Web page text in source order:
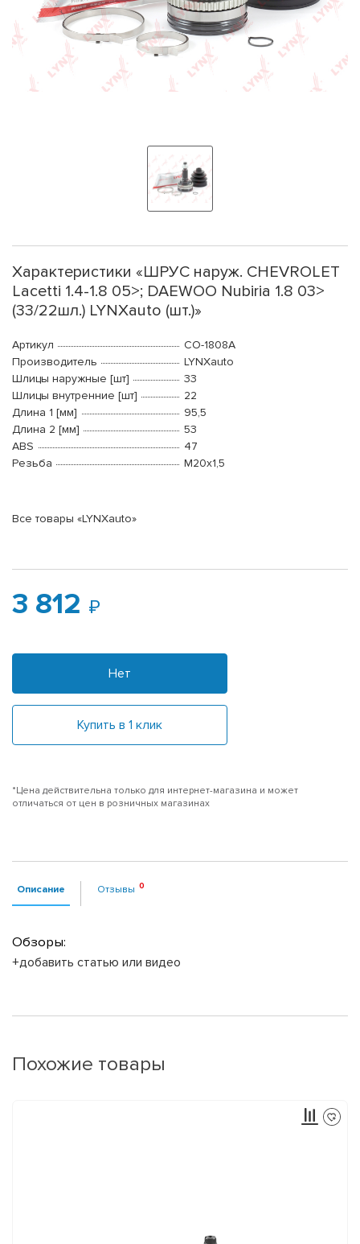
Характеристики «ШРУС наруж. CHEVROLET
Lacetti 1.4-1.8 05>; DAEWOO Nubiria 1.8 03>
(33/22шл.) LYNXauto (шт.)»
Артикул
CO-1808A
Производитель
LYNXauto
Шлицы наружные [шт]
33
Шлицы внутренние [шт]
22
Длина 1 [мм]
95,5
Длина 2 [мм]
53
ABS
47
Резьба
М20x1,5
Все товары «LYNXauto»
3 812
Нет
Купить в 1 клик
*Цена действительна только для интернет-магазина и может
отличаться от цен в розничных магазинах
Описание Отзывы
Обзоры:
+добавить статью или видео
Похожие товары